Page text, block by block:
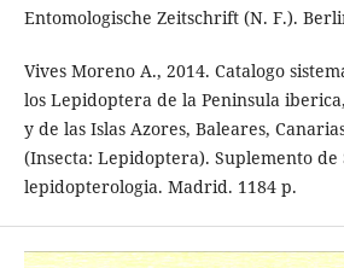
Entomologische Zeitschrift (N. F.).
Vives Moreno A., 2014. Catalogo
los Lepidoptera de la Peninsula
y de las Islas Azores, Baleares,
(Insecta: Lepidoptera). Suplemento de
lepidopterologia. Madrid. 1184 p.